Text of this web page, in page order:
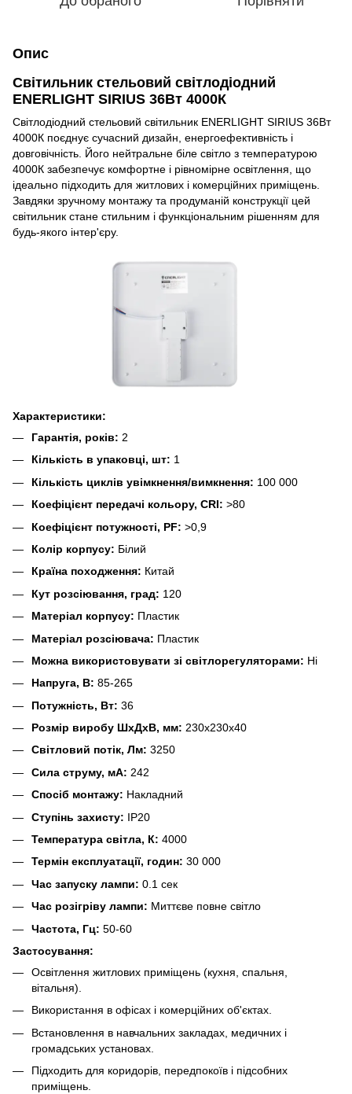
Опис
Світильник стельовий світлодіодний
ENERLIGHT SIRIUS 36Вт 4000К
Світлодіодний стельовий світильник ENERLIGHT SIRIUS 36Вт
4000К поєднує сучасний дизайн, енергоефективність і
довговічність. Його нейтральне біле світло з температурою
4000К забезпечує комфортне і рівномірне освітлення, що
ідеально підходить для житлових і комерційних приміщень.
Завдяки зручному монтажу та продуманій конструкції цей
світильник стане стильним і функціональним рішенням для
будь-якого інтер'єру.
Характеристики:
Гарантія, років: 2
Кількість в упаковці, шт: 1
Кількість циклів увімкнення/вимкнення: 100 000
Коефіцієнт передачі кольору, CRI: >80
Коефіцієнт потужності, PF: >0,9
Колір корпусу: Білий
Країна походження: Китай
Кут розсіювання, град: 120
Матеріал корпусу: Пластик
Матеріал розсіювача: Пластик
Можна використовувати зі світлорегуляторами: Ні
Напруга, В: 85-265
Потужність, Вт: 36
Розмір виробу ШхДхВ, мм: 230х230х40
Світловий потік, Лм: 3250
Сила струму, мА: 242
Спосіб монтажу: Накладний
Ступінь захисту: IP20
Температура світла, К: 4000
Термін експлуатації, годин: 30 000
Час запуску лампи: 0.1 сек
Час розігріву лампи: Миттєве повне світло
Частота, Гц: 50-60
Застосування:
Освітлення житлових приміщень (кухня, спальня,
вітальня).
Використання в офісах і комерційних об'єктах.
Встановлення в навчальних закладах, медичних і
громадських установах.
Підходить для коридорів, передпокоїв і підсобних
приміщень.